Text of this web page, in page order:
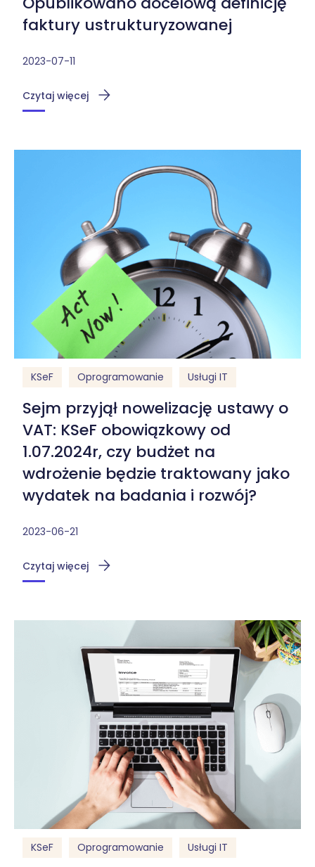
O Firmie
Urządzenia
Wydarzenie
faktury ustrukturyzowanej
2023-07-11
Czytaj więcej
KSeF Oprogramowanie Usługi IT
Sejm przyjął nowelizację ustawy o
VAT: KSeF obowiązkowy od
1.07.2024r, czy budżet na
wdrożenie będzie traktowany jako
wydatek na badania i rozwój?
2023-06-21
Czytaj więcej
KSeF Oprogramowanie Usługi IT